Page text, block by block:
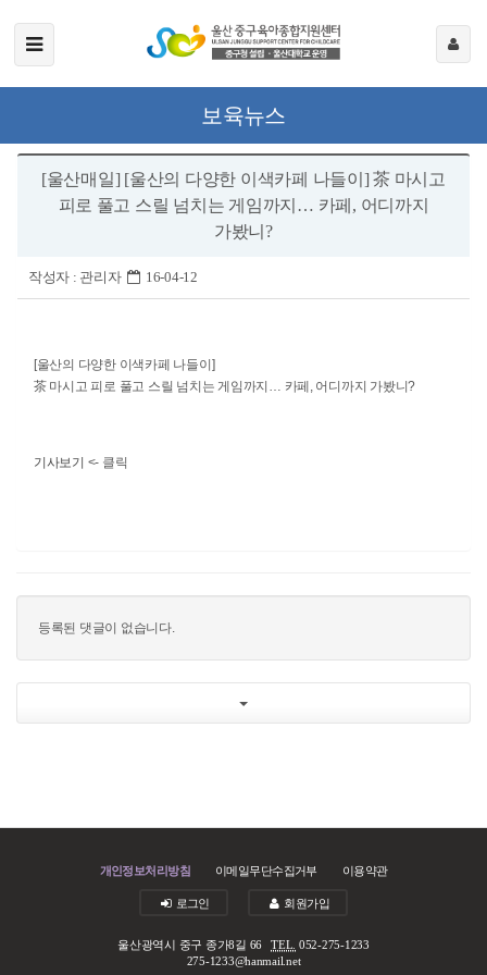
보육뉴스
[울산매일] [울산의 다양한 이색카페 나들이] 茶 마시고
피로 풀고 스릴 넘치는 게임까지… 카페, 어디까지
가봤니?
작성자 : 관리자 16-04-12
[울산의 다양한 이색카페 나들이]
茶 마시고 피로 풀고 스릴 넘치는 게임까지… 카페, 어디까지 가봤니?
기사보기 <- 클릭
등록된 댓글이 없습니다.
개인정보처리방침 이메일무단수집거부 이용약관
로그인 회원가입
울산광역시 중구 종가8길 66TEL. 052-275-1233
275-1233@hanmail.net